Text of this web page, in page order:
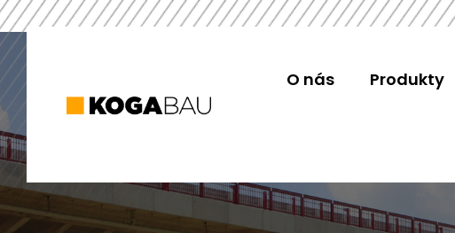
O nás Produkty